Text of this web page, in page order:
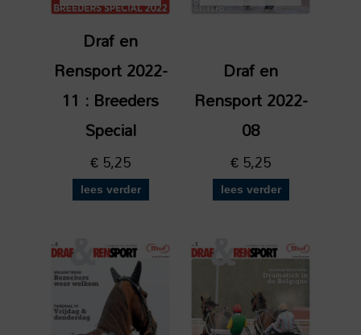
Draf en
Rensport 2022-
11 : Breeders
Special
€5,25
lees verder
Draf en
Rensport 2022-
08
€5,25
lees verder